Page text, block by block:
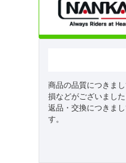
商品の品質につきま
損などがございまし
返品・交換につきま
す。